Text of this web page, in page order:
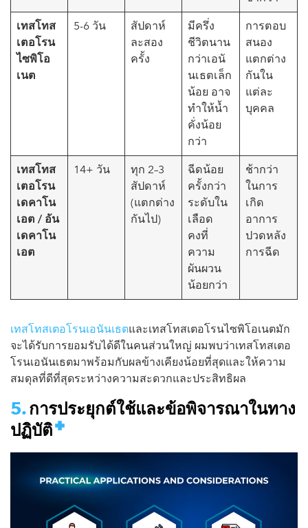
เทสโทส
เตอโรน
ไซพิโอ
เนต
5-6 วัน
สัปดาห์
ละสอง
ครั้ง
มีครึ่ง
ชีวิตนาน
กว่าเอนั
นเธตเล็ก
น้อย อาจ
ทำให้น้ำ
คั่งน้อย
กว่า
การตอบ
สนอง
แตกต่าง
กันใน
แต่ละ
บุคคล
เทสโทส
เตอโรน
เดคาโน
เอต / อัน
เดคาโน
เอต
14+ วัน
ทุก 2–3
สัปดาห์
(แตกต่าง
กันไป)
ฉีดน้อย
ครั้งกว่า
ระดับใน
เลือด
คงที่
ความ
ผันผวน
น้อยกว่า
ช้ากว่า
ในการ
เกิด
อาการ
ปวดหลัง
การฉีด
เทสโทสเตอโรนเอนันเธตและเทสโทสเตอโรนไซพิโอเนตมัก
จะได้รับการยอมรับได้ดีในคนส่วนใหญ่ ผมพบว่าเทสโทสเตอ
โรนเอนันเธตมาพร้อมกับผลข้างเคียงน้อยที่สุดและให้ความ
สมดุลที่ดีที่สุดระหว่างความสะดวกและประสิทธิผล
การประยุกต์ใช้และข้อพิจารณาในทาง
ปฏิบัติ